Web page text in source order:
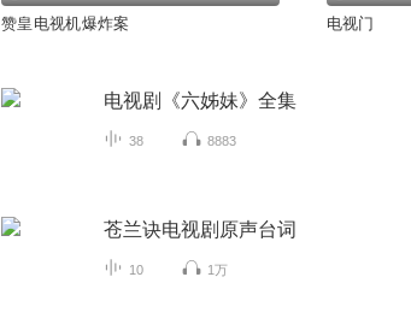
赞皇电视机爆炸案 电视门
电视剧《六姊妹》全集
38 8883
苍兰诀电视剧原声台词
10 1万